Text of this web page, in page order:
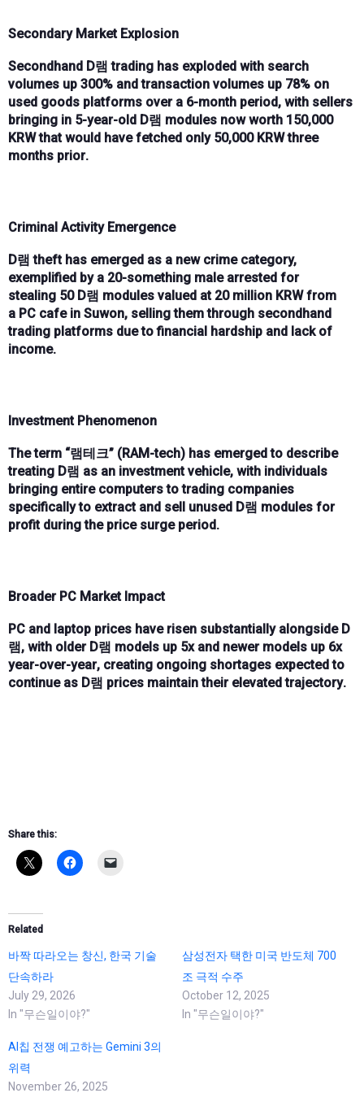
Secondary Market Explosion
Secondhand D램 trading has exploded with search
volumes up 300% andtransaction volumes up 78% on
used goods platforms over a 6-month period, with sellers
bringing in 5-year-old D램 modules now worth 150,000
KRWthat would have fetched only 50,000 KRW three
months prior.
Criminal Activity Emergence
D램 thefthas emerged as a new crime category,
exemplified by a 20-something malearrested for
stealing 50 D램 modules valued at 20 million KRWfrom
a PC cafe in Suwon, selling them through secondhand
trading platforms due tofinancial hardship and lack of
income.
Investment Phenomenon
The term “램테크” (RAM-tech) has emerged to describe
treating D램 as an investment vehicle, with individuals
bringing entire computersto trading companies
specifically to extract and sell unused D램 modules for
profit during the price surge period.
Broader PC Market Impact
PC and laptop prices have risen substantially alongside D
램, with older D램 models up 5xand newer models up 6x
year-over-year, creating ongoing shortages expected to
continue as D램 prices maintain their elevated trajectory.
Share this:
Related
바짝 따라오는 창신, 한국 기술
단속하라
July 29, 2026
In "무슨일이야?"
삼성전자 택한 미국 반도체 700
조 극적 수주
October 12, 2025
In "무슨일이야?"
AI칩 전쟁 예고하는 Gemini 3의
위력
November 26, 2025